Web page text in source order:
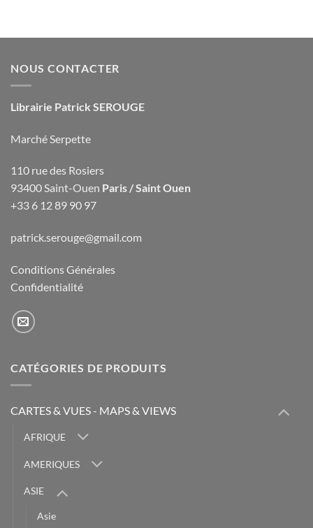
NOUS CONTACTER
Librairie Patrick SEROUGE
Marché Serpette
110 rue des Rosiers
93400 Saint-Ouen Paris / Saint Ouen
+33 6 12 89 90 97
patrick.serouge@gmail.com
Conditions Générales
Confidentialité
CATÉGORIES DE PRODUITS
CARTES & VUES - MAPS & VIEWS
AFRIQUE
AMERIQUES
ASIE
Asie